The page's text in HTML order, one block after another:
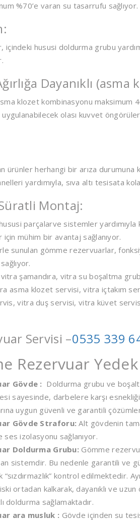
%70’e varan su tasarrufu sağlıyor.
hususi doldurma grubu
Dayanıklı (asma
klozet kombinasyonu maksimum
olası kuvvet
ürünler herhangi bir arıza durumuna
yardımıyla, sıva altı tesisata
Montaj:
parçalarve sistemler yardımıyla
mühim bir avantaj sağlanıyor.
sunulan gömme rezervuarlar,
şamandıra, vitra su boşaltma
asma klozet servisi, vitra içtakım
vitra duş servisi, vitra küvet
Servisi –0535 339
Rezervuar Yedek
Gövde : Doldurma grubu ve
sayesinde, darbelere karşı esnekliği
uygun güvenli ve garantili
Gövde Straforu: Alt gövdenin
izolasyonu sağlanıyor.
Doldurma Grubu: Gömme
sistemdir. Bu nedenle garantili ve
kontrol edilmektedir.
ortadan kalkarak, dayanıklı ve
doldurma sağlamaktadır.
ara musluk : Gövde içinden su